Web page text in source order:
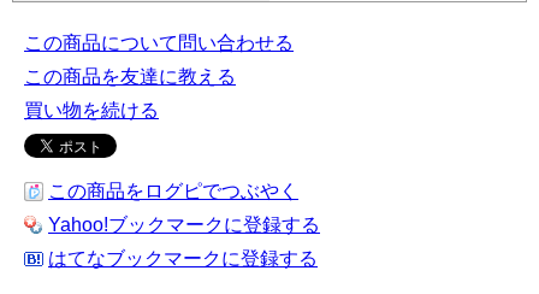
この商品について問い合わせる
この商品を友達に教える
買い物を続ける
この商品をログピでつぶやく
Yahoo!ブックマークに登録する
はてなブックマークに登録する